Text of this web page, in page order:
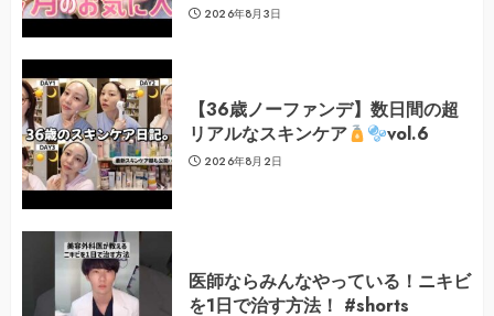
2026年8月3日
【36歳ノーファンデ】数日間の超
リアルなスキンケア
vol.6
2026年8月2日
医師ならみんなやっている！ニキビ
を1日で治す方法！ #shorts